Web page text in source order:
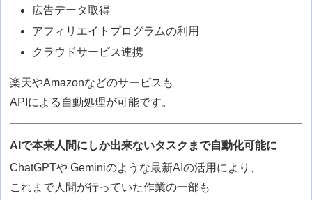
広告データ取得
アフィリエイトプログラムの利用
クラウドサービス連携
楽天やAmazonなどのサービスも
APIによる自動処理が可能です。
AIで本来人間にしか出来ないタスクまで自動化可能に
ChatGPTや Geminiのような最新AIの活用により、
これまで人間が行っていた作業の一部も